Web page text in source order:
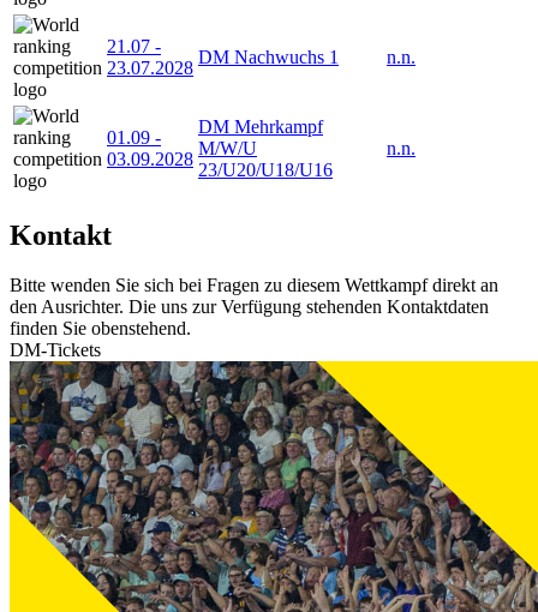
21.07 -
23.07.2028
DM Nachwuchs 1 n.n.
01.09 -
03.09.2028
DM Mehrkampf
M/W/U
23/U20/U18/U16
n.n.
Kontakt
Bitte wenden Sie sich bei Fragen zu diesem Wettkampf direkt an
den Ausrichter. Die uns zur Verfügung stehenden Kontaktdaten
finden Sie obenstehend.
DM-Tickets